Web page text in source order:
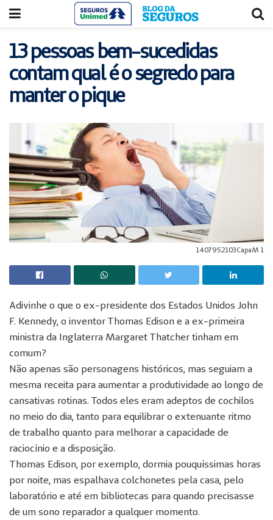
13 pessoas bem-sucedidas
contam qual é o segredo para
manter o pique
1407952103CapaM 1
Adivinhe o que o ex-presidente dos Estados Unidos John
F. Kennedy, o inventor Thomas Edison e a ex-primeira
ministra da Inglaterra Margaret Thatcher tinham em
comum?
Não apenas são personagens históricos, mas seguiam a
mesma receita para aumentar a produtividade ao longo de
cansativas rotinas. Todos eles eram adeptos de cochilos
no meio do dia, tanto para equilibrar o extenuante ritmo
de trabalho quanto para melhorar a capacidade de
raciocínio e a disposição.
Thomas Edison, por exemplo, dormia pouquíssimas horas
por noite, mas espalhava colchonetes pela casa, pelo
laboratório e até em bibliotecas para quando precisasse
de um sono reparador a qualquer momento.